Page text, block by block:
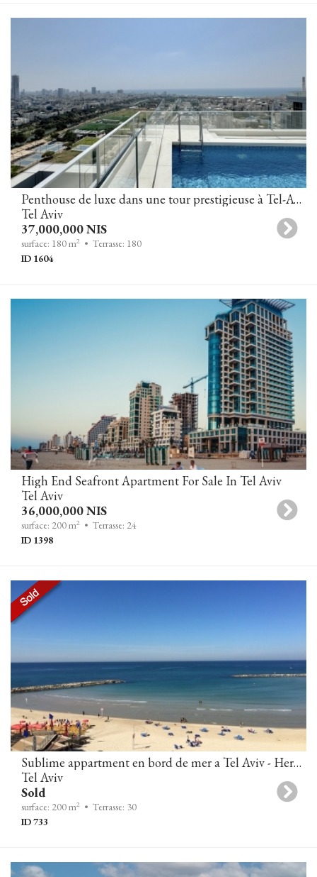
Penthouse de luxe dans une tour prestigieuse à Tel-Aviv, avec piscine privée et vue panoramique sur la mer.
Tel Aviv
37,000,000 NIS
surface: 180 m2 • Terrasse: 180
ID 1604
High End Seafront Apartment For Sale In Tel Aviv
Tel Aviv
36,000,000 NIS
surface: 200 m2 • Terrasse: 24
ID 1398
Sublime appartment en bord de mer a Tel Aviv - Herbert Samuel 10
Tel Aviv
Sold
surface: 200 m2 • Terrasse: 30
ID 733